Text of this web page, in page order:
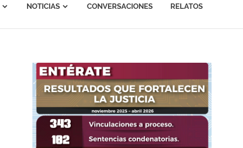
NOTICIAS CONVERSACIONES RELATOS